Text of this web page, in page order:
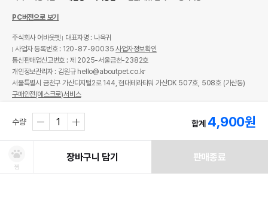
수량 합계 4,900원
찜
장바구니 담기 판매종료
PC버전으로 보기
주식회사 어바웃펫
대표자명 : 나옥귀
사업자 등록번호 : 120-87-90035사업자정보확인
통신판매업신고번호 : 제 2025-서울금천-2382호
개인정보관리자 : 김원규 hello@aboutpet.co.kr
서울특별시 금천구 가산디지털2로 144, 현대테라타워 가산DK 507호, 508호 (가산동)
구매안전(에스크로)서비스